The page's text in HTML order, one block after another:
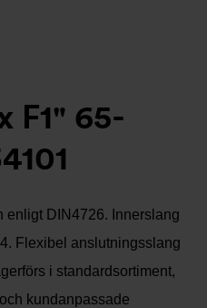
F1" 65-
enligt DIN4726. Innerslang
Flexibel anslutningsslang
i standardsortiment,
kundanpassade